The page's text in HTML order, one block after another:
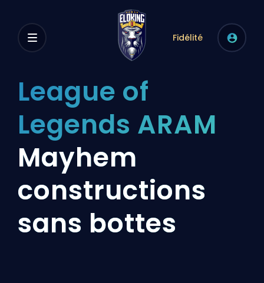
Fidélité
League of
Legends ARAM
Mayhem
constructions
sans bottes